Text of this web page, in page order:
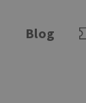
Blog